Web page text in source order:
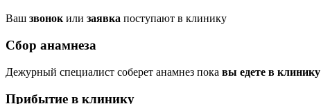
Ваш звонокили заявка поступают в клинику
Сбор анамнеза
Дежурный специалист соберет анамнез пока вы едете в клинику
Прибытие в клинику